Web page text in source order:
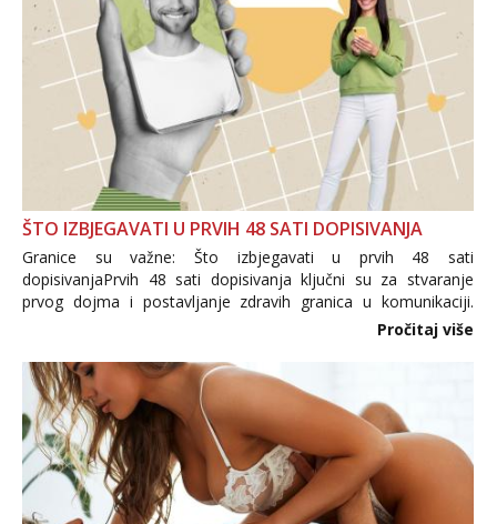
ŠTO IZBJEGAVATI U PRVIH 48 SATI DOPISIVANJA
Granice su važne: Što izbjegavati u prvih 48 sati
dopisivanjaPrvih 48 sati dopisivanja ključni su za stvaranje
prvog dojma i postavljanje zdravih granica u komunikaciji.
Važno je izbjeći prebrzo otkrivanje osobnih ili intimnih
informacija, jer nepoznata osoba još nije zaslužila to
povjerenje. Takođe...
Pročitaj više